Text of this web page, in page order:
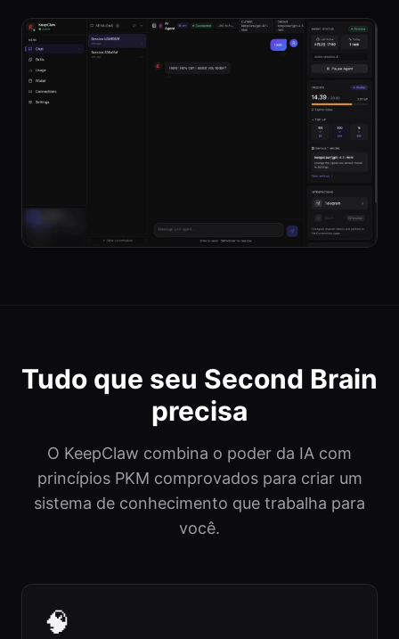
Tudo que seu Second Brain
precisa
O KeepClaw combina o poder da IA com
princípios PKM comprovados para criar um
sistema de conhecimento que trabalha para
você.
🧠